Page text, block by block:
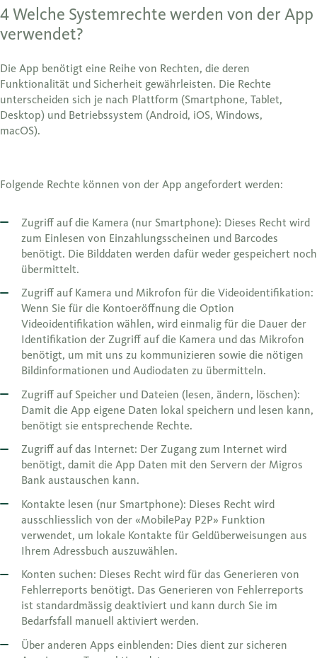
4 Welche Systemrechte werden von der App
verwendet?
Die App benötigt eine Reihe von Rechten, die deren
Funktionalität und Sicherheit gewährleisten. Die Rechte
unterscheiden sich je nach Plattform (Smartphone, Tablet,
Desktop) und Betriebssystem (Android, iOS, Windows,
macOS).
Folgende Rechte können von der App angefordert werden:
Zugriff auf die Kamera (nur Smartphone): Dieses Recht wird
zum Einlesen von Einzahlungsscheinen und Barcodes
benötigt. Die Bilddaten werden dafür weder gespeichert noch
übermittelt.
Zugriff auf Kamera und Mikrofon für die Videoidentifikation:
Wenn Sie für die Kontoeröffnung die Option
Videoidentifikation wählen, wird einmalig für die Dauer der
Identifikation der Zugriff auf die Kamera und das Mikrofon
benötigt, um mit uns zu kommunizieren sowie die nötigen
Bildinformationen und Audiodaten zu übermitteln.
Zugriff auf Speicher und Dateien (lesen, ändern, löschen):
Damit die App eigene Daten lokal speichern und lesen kann,
benötigt sie entsprechende Rechte.
Zugriff auf das Internet: Der Zugang zum Internet wird
benötigt, damit die App Daten mit den Servern der Migros
Bank austauschen kann.
Kontakte lesen (nur Smartphone): Dieses Recht wird
ausschliesslich von der «MobilePay P2P» Funktion
verwendet, um lokale Kontakte für Geldüberweisungen aus
Ihrem Adressbuch auszuwählen.
Konten suchen: Dieses Recht wird für das Generieren von
Fehlerreports benötigt. Das Generieren von Fehlerreports
ist standardmässig deaktiviert und kann durch Sie im
Bedarfsfall manuell aktiviert werden.
Über anderen Apps einblenden: Dies dient zur sicheren